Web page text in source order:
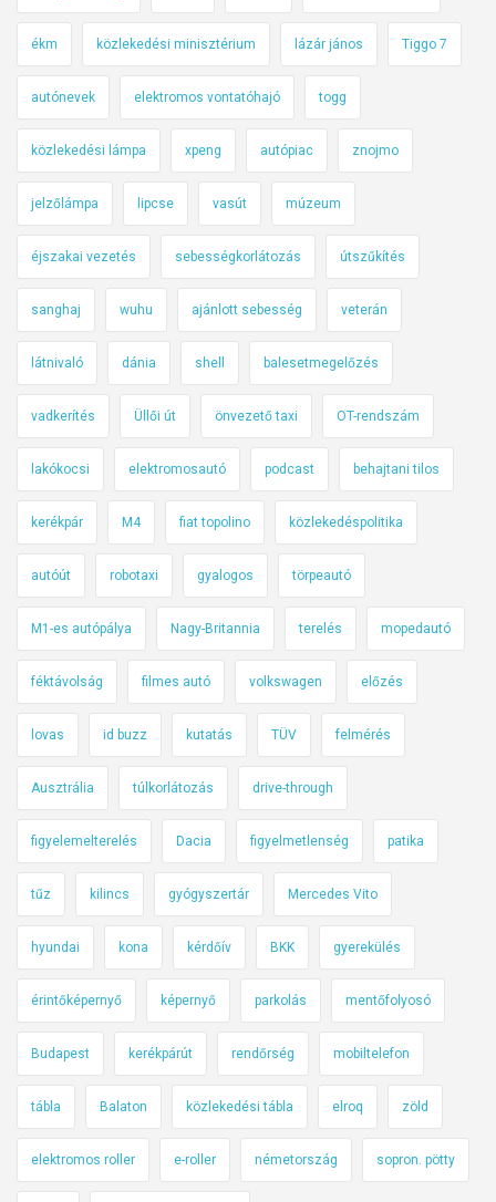
ékm közlekedési minisztérium lázár jános Tiggo 7
autónevek elektromos vontatóhajó togg
közlekedési lámpa xpeng autópiac znojmo
jelzőlámpa lipcse vasút múzeum
éjszakai vezetés sebességkorlátozás útszűkítés
sanghaj wuhu ajánlott sebesség veterán
látnivaló dánia shell balesetmegelőzés
vadkerítés Üllői út önvezető taxi OT-rendszám
lakókocsi elektromosautó podcast behajtani tilos
kerékpár M4 fiat topolino közlekedéspolitika
autóút robotaxi gyalogos törpeautó
M1-es autópálya Nagy-Britannia terelés mopedautó
féktávolság filmes autó volkswagen előzés
lovas id buzz kutatás TÜV felmérés
Ausztrália túlkorlátozás drive-through
figyelemelterelés Dacia figyelmetlenség patika
tűz kilincs gyógyszertár Mercedes Vito
hyundai kona kérdőív BKK gyerekülés
érintőképernyő képernyő parkolás mentőfolyosó
Budapest kerékpárút rendőrség mobiltelefon
tábla Balaton közlekedési tábla elroq zöld
elektromos roller e-roller németország sopron. pötty